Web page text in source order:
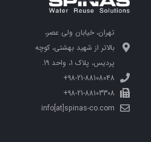
تهران، خیابان ولی عصر،
بالاتر از شهید بهشتی، کوچه
پردیس، پلاک 1، واحد 19.
98-21-88108048+
98-21-88103308+
info[at]spinas-co.com